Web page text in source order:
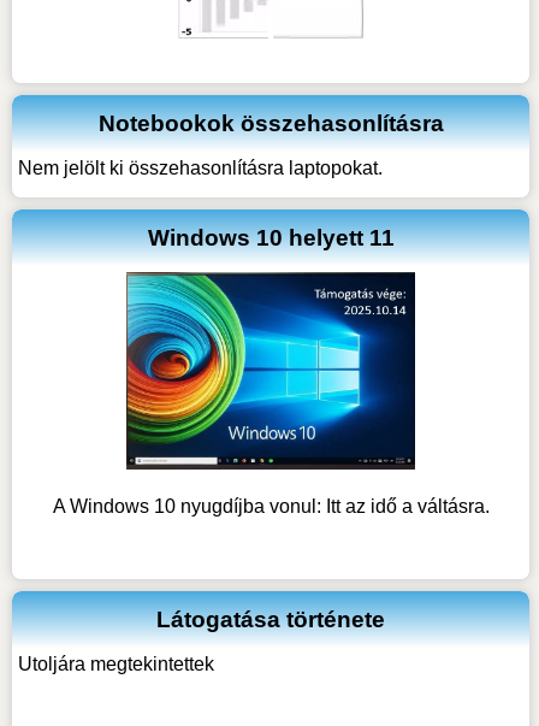
Notebookok összehasonlításra
Nem jelölt ki összehasonlításra laptopokat.
Windows 10 helyett 11
A Windows 10 nyugdíjba vonul: Itt az idő a váltásra.
Látogatása története
Utoljára megtekintettek